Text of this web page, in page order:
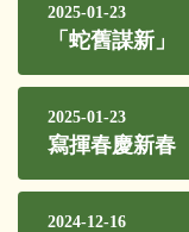
2025-01-23
「蛇舊謀新」
2025-01-23
寫揮春慶新春
2024-12-16